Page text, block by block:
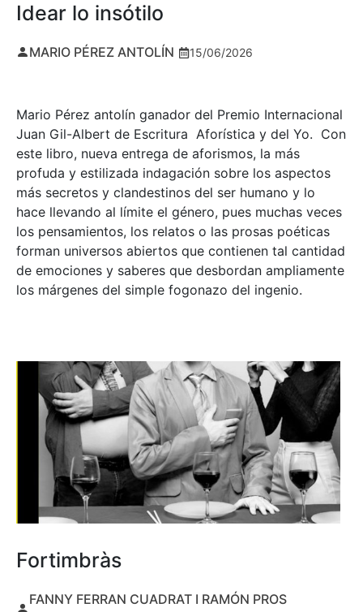
Idear lo insótilo
MARIO PÉREZ ANTOLÍN 15/06/2026
Mario Pérez antolín ganador del Premio Internacional
Juan Gil-Albert de Escritura Aforística y del Yo. Con
este libro, nueva entrega de aforismos, la más
profuda y estilizada indagación sobre los aspectos
más secretos y clandestinos del ser humano y lo
hace llevando al límite el género, pues muchas veces
los pensamientos, los relatos o las prosas poéticas
forman universos abiertos que contienen tal cantidad
de emociones y saberes que desbordan ampliamente
los márgenes del simple fogonazo del ingenio.
Fortimbràs
FANNY FERRAN CUADRAT I RAMÓN PROS